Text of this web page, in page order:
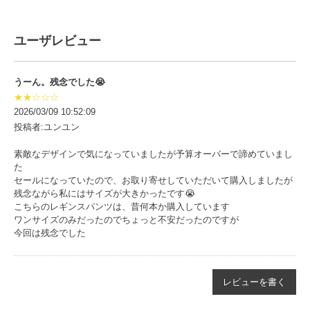
ユーザレビュー
うーん。残念でした😭
★★☆☆☆
2026/03/09 10:52:09
投稿者:ユンユン
素敵なデザインで気になっていましたが予算オーバーで諦めていまし
た
セールになっていたので、お取り寄せしていただいて購入しましたが
残念ながら私にはサイズが大きかったです😭
こちらのレギンスパンツは、昔何本か購入しています
ワンサイズのみだったのでちょっと不安だったのですが
今回は残念でした
レビューを書く